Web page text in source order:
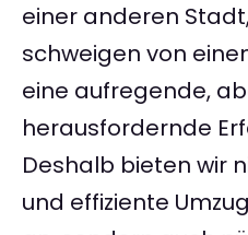
einer anderen
schweigen von
eine aufregende,
herausfordernde
Deshalb bieten wir
und effiziente